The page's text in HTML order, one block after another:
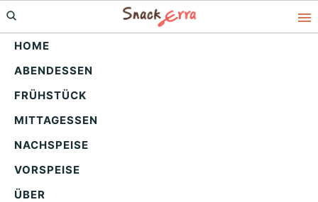
Skip
to
primary
navigation
Skip
to
main
content
Skip
to
primary
sidebar
HOME
ABENDESSEN
FRÜHSTÜCK
MITTAGESSEN
NACHSPEISE
VORSPEISE
ÜBER
Marmor Lebkuchen
Gugelhupf – Dein
festlicher
Weihnachtskuchen